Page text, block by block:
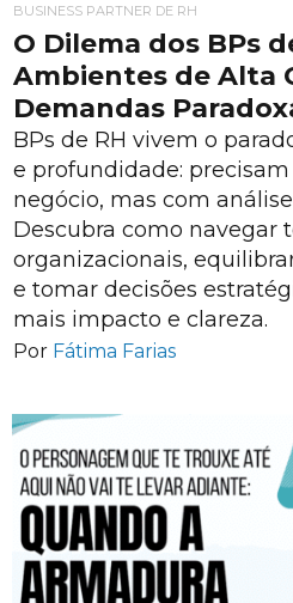
BUSINESS PARTNER DE RH
O Dilema dos BPs
Ambientes de Alta
Demandas
BPs de RH vivem o
e profundidade:
negócio, mas com
Descubra como navegar
organizacionais,
e tomar decisões
mais impacto e clareza.
Por Fátima Farias